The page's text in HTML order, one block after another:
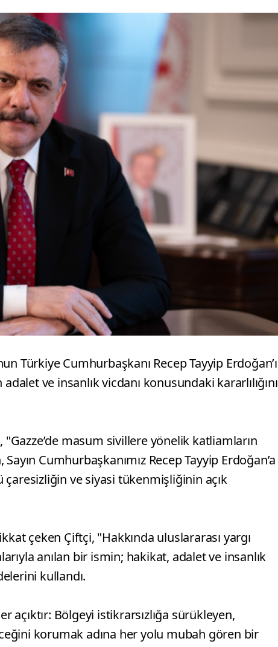
Türkiye Cumhurbaşkanı Recep Tayyip Erdoğan’ı
ve insanlık vicdanı konusundaki kararlılığını
masum sivillere yönelik katliamların
Cumhurbaşkanımız Recep Tayyip Erdoğan’a
ve siyasi tükenmişliğinin açık
çeken Çiftçi, "Hakkında uluslararası yargı
anılan bir ismin; hakikat, adalet ve insanlık
kullandı.
açıktır: Bölgeyi istikrarsızlığa sürükleyen,
korumak adına her yolu mubah gören bir